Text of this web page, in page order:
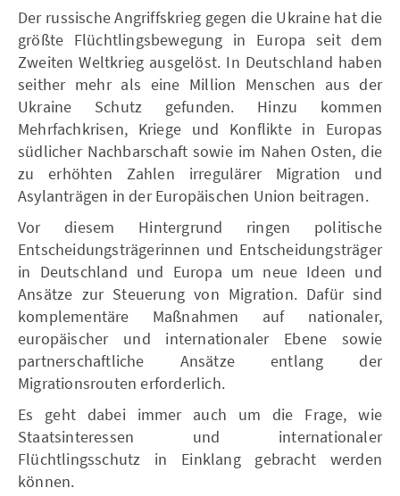
Der russische Angriffskrieg gegen die Ukraine hat die
größte Flüchtlingsbewegung in Europa seit dem
Zweiten Weltkrieg ausgelöst. In Deutschland haben
seither mehr als eine Million Menschen aus der
Ukraine Schutz gefunden. Hinzu kommen
Mehrfachkrisen, Kriege und Konflikte in Europas
südlicher Nachbarschaft sowie im Nahen Osten, die
zu erhöhten Zahlen irregulärer Migration und
Asylanträgen in der Europäischen Union beitragen.
Vor diesem Hintergrund ringen politische
Entscheidungsträgerinnen und Entscheidungsträger
in Deutschland und Europa um neue Ideen und
Ansätze zur Steuerung von Migration. Dafür sind
komplementäre Maßnahmen auf nationaler,
europäischer und internationaler Ebene sowie
partnerschaftliche Ansätze entlang der
Migrationsrouten erforderlich.
Es geht dabei immer auch um die Frage, wie
Staatsinteressen und internationaler
Flüchtlingsschutz in Einklang gebracht werden
können.